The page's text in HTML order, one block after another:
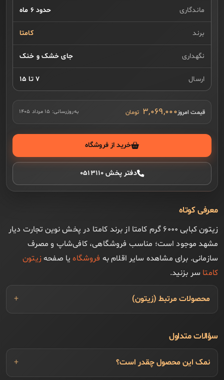
ماندگاری حدود ۶ ماه
برند کامتا
نگهداری جای خشک و خنک
ارسال ۷ تا ۱۵
قیمت امروز۳,۰۶۹,۰۰۰ به‌روزرسانی: ۱۵ مرداد ۱۴۰۵
خرید از فروشگاه
دفتر پخش ۰۵۱۳۱۱۰
معرفی کوتاه
زیتون کبابی ۶۰۰۰ گرم کامتا از برند کامتا در پخش نوین تجارت دیار
مشهد موجود است؛ مناسب فروشگاهی، کافی‌شاپ و مصرف
سازمانی. برای مشاهده سایر اقلام به فروشگاهیا صفحه زیتون
کامتا سر بزنید.
محصولات مرتبط (زیتون)
سؤالات متداول
نمک این محصول چقدر است؟